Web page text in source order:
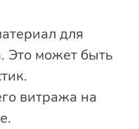
для
Это может быть
витража на